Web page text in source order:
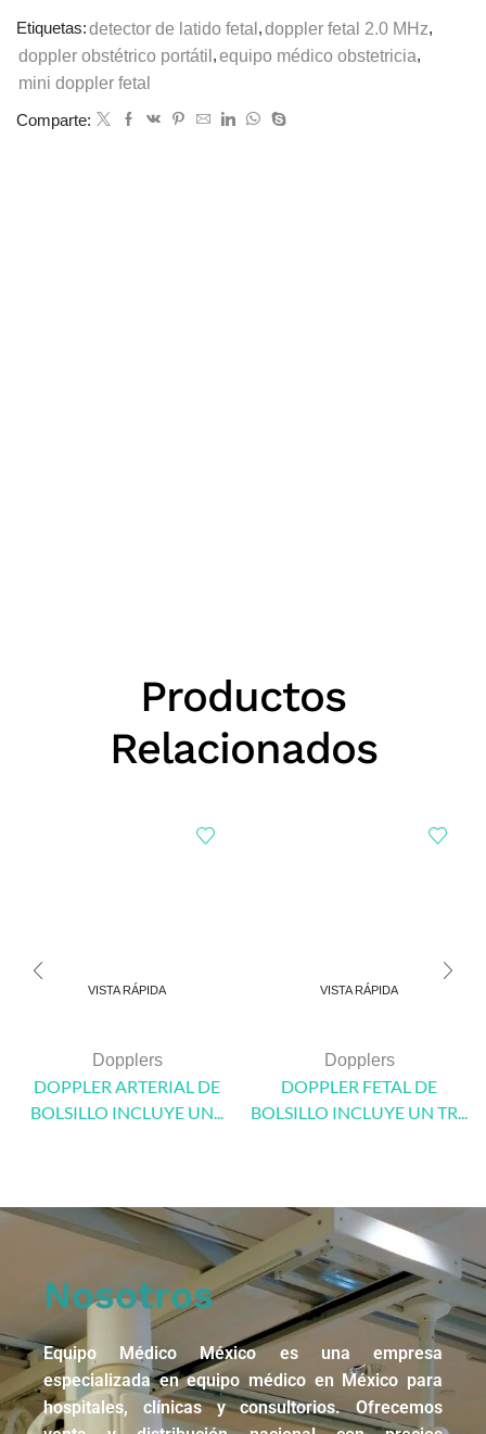
Etiquetas:detector de latido fetal ,doppler fetal 2.0 MHz,
doppler obstétrico portátil ,equipo médico obstetricia,
mini doppler fetal
Comparte:
Productos
Relacionados
VISTA RÁPIDA
Dopplers
DOPPLER ARTERIAL DE
BOLSILLO INCLUYE UN...
VISTA RÁPIDA
Dopplers
DOPPLER FETAL DE
BOLSILLO INCLUYE UN TR...
Nosotros
Equipo Médico México es una empresa
especializada en equipo médico en México para
hospitales, clínicas y consultorios. Ofrecemos